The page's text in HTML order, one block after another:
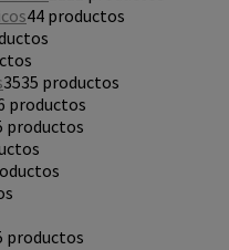
44 productos
3535 productos
productos
productos
productos